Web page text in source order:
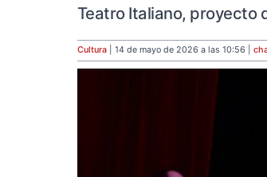
Teatro Italiano, proyecto
Cultura | 14 de mayo de 2026 a las 10:56 |